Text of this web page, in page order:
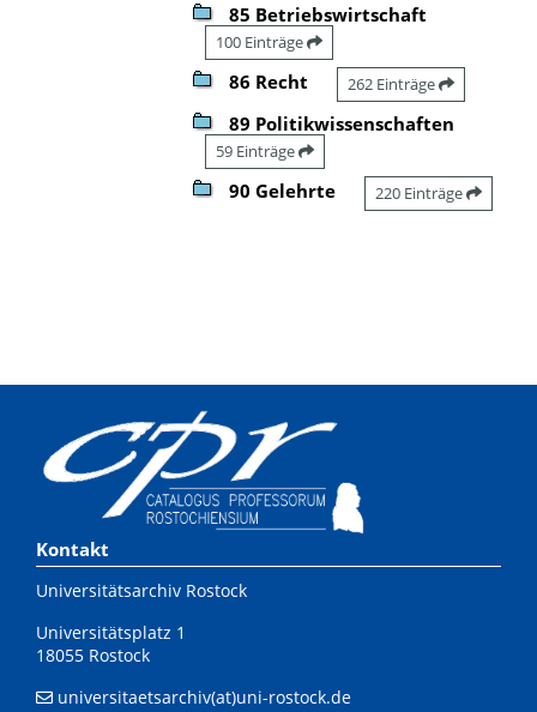
85 Betriebswirtschaft
100 Einträge
86 Recht 262 Einträge
89 Politikwissenschaften
59 Einträge
90 Gelehrte 220 Einträge
Kontakt
Universitätsarchiv Rostock
Universitätsplatz 1
18055 Rostock
universitaetsarchiv(at)uni-rostock.de